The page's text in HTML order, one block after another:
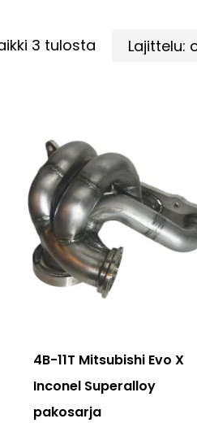
3 tulosta Suosituimmat
4B-11T Mitsubishi Evo X
Inconel Superalloy
pakosarja